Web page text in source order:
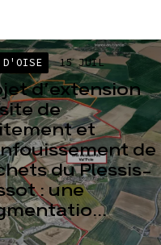
D'OISE 15 JUIL
d’extension
de
et
de
du Plessis-
: une